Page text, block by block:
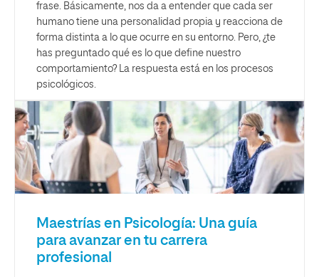
frase. Básicamente, nos da a entender que cada ser
humano tiene una personalidad propia y reacciona de
forma distinta a lo que ocurre en su entorno. Pero, ¿te
has preguntado qué es lo que define nuestro
comportamiento? La respuesta está en los procesos
psicológicos.
Maestrías en Psicología: Una guía
para avanzar en tu carrera
profesional